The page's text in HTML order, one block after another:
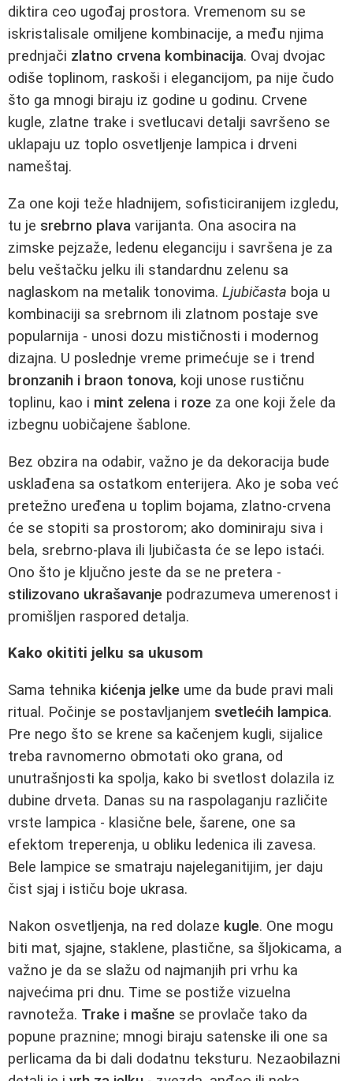
diktira ceo ugođaj prostora. Vremenom su se
iskristalisale omiljene kombinacije, a među njima
prednjači zlatno crvena kombinacija. Ovaj dvojac
odiše toplinom, raskoši i elegancijom, pa nije čudo
što ga mnogi biraju iz godine u godinu. Crvene
kugle, zlatne trake i svetlucavi detalji savršeno se
uklapaju uz toplo osvetljenje lampica i drveni
nameštaj.
Za one koji teže hladnijem, sofisticiranijem izgledu,
tu je srebrno plava varijanta. Ona asocira na
zimske pejzaže, ledenu eleganciju i savršena je za
belu veštačku jelku ili standardnu zelenu sa
naglaskom na metalik tonovima. Ljubičasta boja u
kombinaciji sa srebrnom ili zlatnom postaje sve
popularnija - unosi dozu mističnosti i modernog
dizajna. U poslednje vreme primećuje se i trend
bronzanih i braon tonova, koji unose rustičnu
toplinu, kao i mint zelena i roze za one koji žele da
izbegnu uobičajene šablone.
Bez obzira na odabir, važno je da dekoracija bude
usklađena sa ostatkom enterijera. Ako je soba već
pretežno uređena u toplim bojama, zlatno-crvena
će se stopiti sa prostorom; ako dominiraju siva i
bela, srebrno-plava ili ljubičasta će se lepo istaći.
Ono što je ključno jeste da se ne pretera -
stilizovano ukrašavanje podrazumeva umerenost i
promišljen raspored detalja.
Kako okititi jelku sa ukusom
Sama tehnika kićenja jelke ume da bude pravi mali
ritual. Počinje se postavljanjem svetlećih lampica.
Pre nego što se krene sa kačenjem kugli, sijalice
treba ravnomerno obmotati oko grana, od
unutrašnjosti ka spolja, kako bi svetlost dolazila iz
dubine drveta. Danas su na raspolaganju različite
vrste lampica - klasične bele, šarene, one sa
efektom treperenja, u obliku ledenica ili zavesa.
Bele lampice se smatraju najeleganitijim, jer daju
čist sjaj i ističu boje ukrasa.
Nakon osvetljenja, na red dolaze kugle. One mogu
biti mat, sjajne, staklene, plastične, sa šljokicama, a
važno je da se slažu od najmanjih pri vrhu ka
najvećima pri dnu. Time se postiže vizuelna
ravnoteža. Trake i mašne se provlače tako da
popune praznine; mnogi biraju satenske ili one sa
perlicama da bi dali dodatnu teksturu. Nezaobilazni